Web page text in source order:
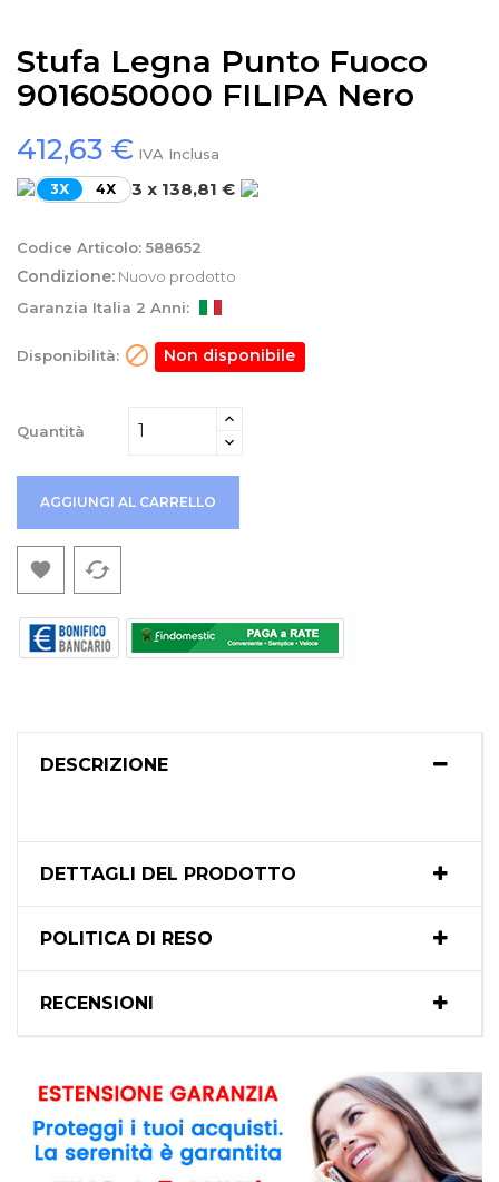
Stufa Legna Punto Fuoco
9016050000 FILIPA Nero
412,63 € IVA Inclusa
3X 4X 3 x 138,81 €
Codice Articolo: 588652
Condizione: Nuovo prodotto
Garanzia Italia 2 Anni:
Disponibilità:  Non disponibile
Quantità
AGGIUNGI AL CARRELLO
 cached
DESCRIZIONE
DETTAGLI DEL PRODOTTO
POLITICA DI RESO
RECENSIONI